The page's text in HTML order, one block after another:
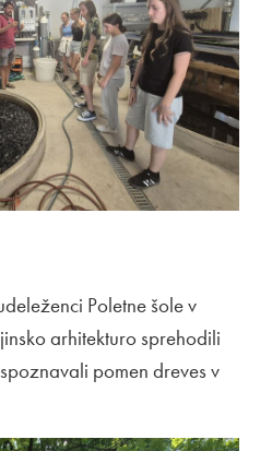
Poletne šole v
arhitekturo sprehodili
pomen dreves v